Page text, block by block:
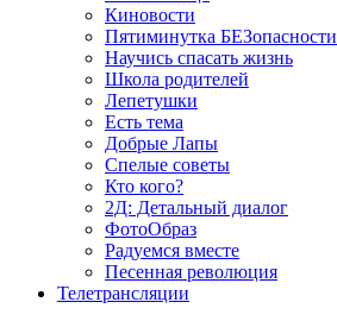
Киновости
Пятиминутка БЕЗопасности
Научись спасать жизнь
Школа родителей
Лепетушки
Есть тема
Добрые Лапы
Спелые советы
Кто кого?
2Д: Детальный диалог
ФотоОбраз
Радуемся вместе
Песенная революция
Телетрансляции